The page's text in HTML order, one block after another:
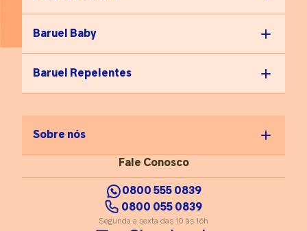
Baruel Baby
Baruel Repelentes
Sobre nós
Fale Conosco
0800 555 0839
0800 055 0839
Segunda a sexta das 10 às 16h